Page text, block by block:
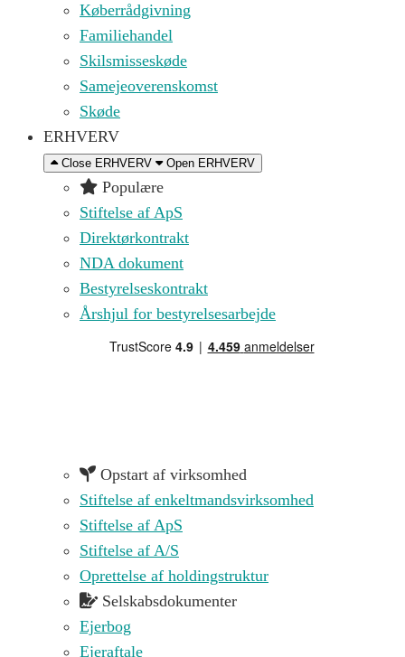
Køberrådgivning
Familiehandel
Skilsmisseskøde
Samejeoverenskomst
Skøde
ERHVERV
Close ERHVERV Open ERHVERV
Populære
Stiftelse af ApS
Direktørkontrakt
NDA dokument
Bestyrelseskontrakt
Årshjul for bestyrelsesarbejde
Opstart af virksomhed
Stiftelse af enkeltmandsvirksomhed
Stiftelse af ApS
Stiftelse af A/S
Oprettelse af holdingstruktur
Selskabsdokumenter
Ejerbog
Ejeraftale